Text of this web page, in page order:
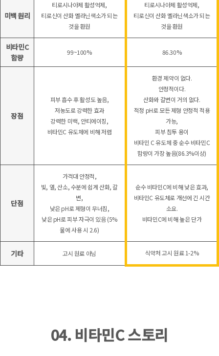
미백 원리
티로시나아제 활성억제,
티로신이 산화 멜라닌색소가 되는
것을 환원
티로시나아제 활성억제,
티로신이 산화 멜라닌색소가 되는
것을 환원
비타민C
함량
99~100% 86.30%
장점
피부 흡수 후 활성도 높음,
저농도로 강력한 효과
강력한 미백, 안티에이징,
비타민C 유도체에 비해 저렴
환경 제약이 없다.
안정적이다.
산화와 갈변이 거의 없다.
적정 pH로 모든 제형 안정적 적용
가능,
피부 침투 용이
비타민 C 유도체 중 순수 비타민C
함량이 가장 높음(86.3%이상)
단점
가격대 안정적,
빛, 열, 산소, 수분에 쉽게 산화, 갈
변,
낮은 pH로 제형이 무너짐,
낮은 pH로 피부 자극이 있음 (5%
물에 사용 시 2.6)
순수 비타민C에 비해 낮은 효과,
비타민C 유도체로 개선에 긴 시간
소요.
비타민C에 비해 높은 단가
기타 고시 원료 아님 식약처 고시 원료 1-2%
04. 비타민C 스토리